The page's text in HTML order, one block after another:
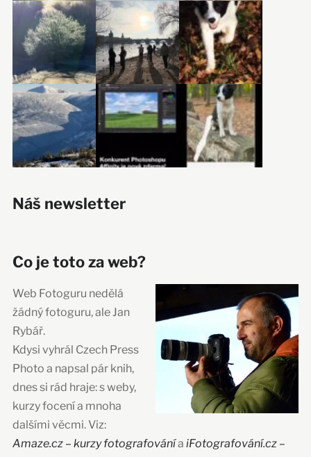
Náš newsletter
Co je toto za web?
Web Fotoguru nedělá
žádný fotoguru, ale Jan
Rybář.
Kdysi vyhrál Czech Press
Photo a napsal pár knih,
dnes si rád hraje: s weby,
kurzy focení a mnoha
dalšími věcmi. Viz:
Amaze.cz – kurzy fotografovánía iFotografování.cz –